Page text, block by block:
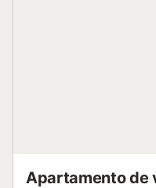
Apartamento de